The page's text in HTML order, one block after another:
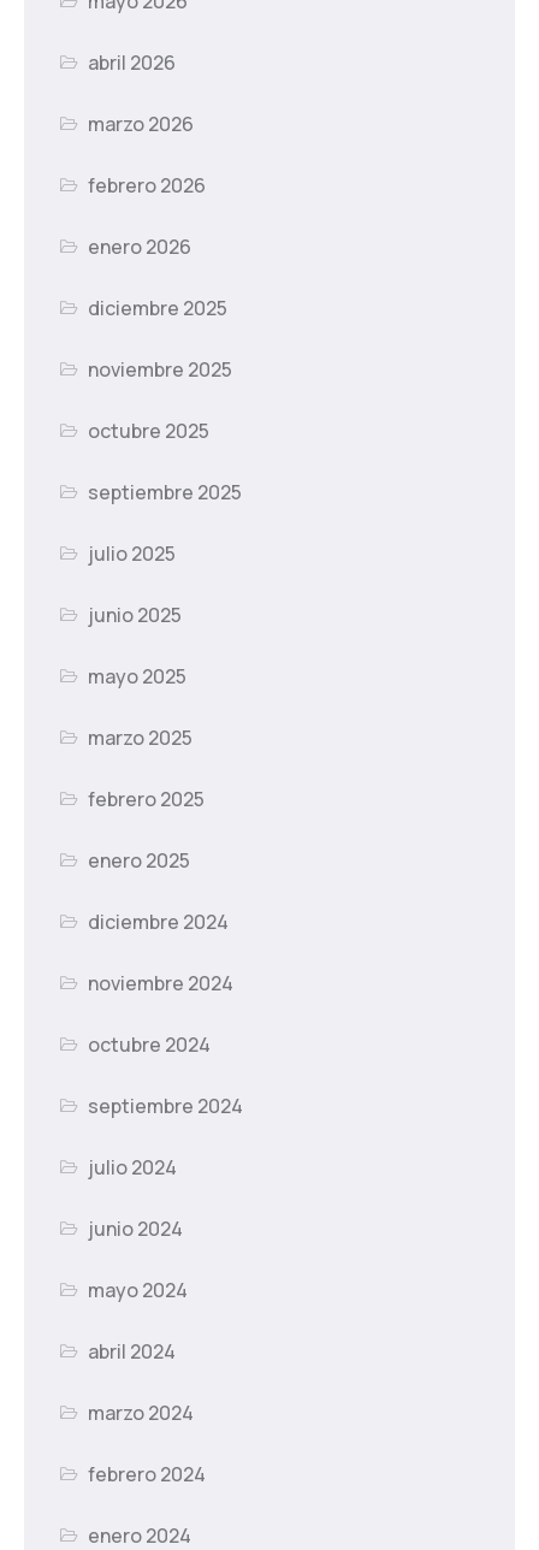
abril 2026
marzo 2026
febrero 2026
enero 2026
diciembre 2025
noviembre 2025
octubre 2025
septiembre 2025
julio 2025
junio 2025
mayo 2025
marzo 2025
febrero 2025
enero 2025
diciembre 2024
noviembre 2024
octubre 2024
septiembre 2024
julio 2024
junio 2024
mayo 2024
abril 2024
marzo 2024
febrero 2024
enero 2024